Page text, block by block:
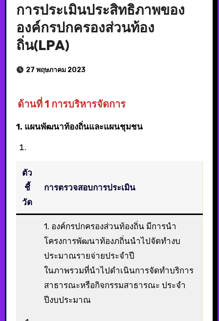
การประเมินประสิทธิภาพของ
องค์กรปกครองส่วนท้อง
ถิ่น(LPA)
27 พฤษภาคม 2023
ด้านที่ 1 การบริหารจัดการ
1. แผนพัฒนาท้องถิ่นและแผนชุมชน
ตัว
ชี้
วัด
การตรวจสอบการประเมิน
1. องค์กรปกครองส่วนท้องถิ่น มีการนำ
โครงการพัฒนาท้องภถิ่นนำไปจัดทำงบ
ประมาณรายจ่ายประจำปี
ในภาพรวมที่นำไปดำเนินการจัดทำบริการ
สาธารณะหรือกิจกรรมสาธารณะ ประจำ
ปีงบประมาณ